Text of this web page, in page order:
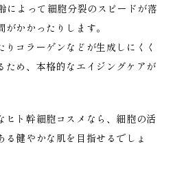
によって細胞分裂のスピードが落
かかったりします。
コラーゲンなどが生成しにくく
ため、本格的なエイジングケアが
ヒト幹細胞コスメなら、細胞の活
健やかな肌を目指せるでしょ